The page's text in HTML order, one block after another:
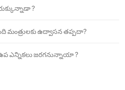
?
మంత్రులకు ఉద్వాసన తప్పదా?
ఎన్నికలు జరగనున్నాయా ?